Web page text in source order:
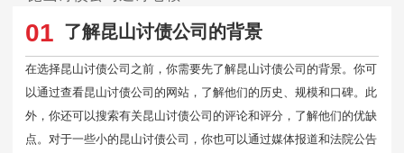
01 了解昆山讨债公司的背景
在选择昆山讨债公司之前，你需要先了解昆山讨债公司的背景。你可
以通过查看昆山讨债公司的网站，了解他们的历史、规模和口碑。此
外，你还可以搜索有关昆山讨债公司的评论和评分，了解他们的优缺
点。对于一些小的昆山讨债公司，你也可以通过媒体报道和法院公告